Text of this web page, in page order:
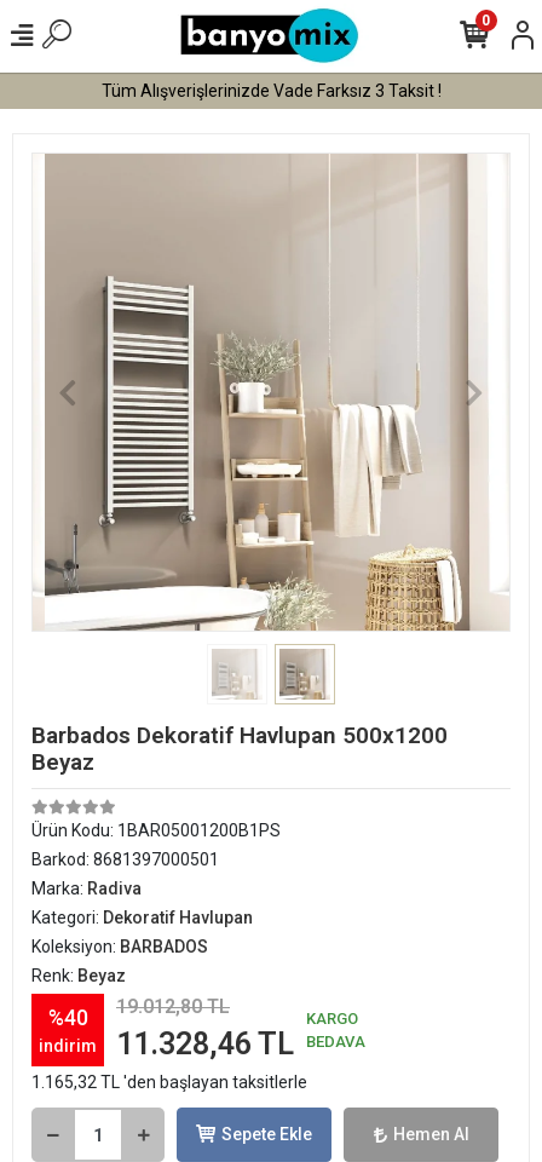
Tüm Alışverişlerinizde Vade Farksız 3 Taksit !
0
Barbados Dekoratif Havlupan 500x1200
Beyaz
Ürün Kodu: 1BAR05001200B1PS
Barkod: 8681397000501
Marka: Radiva
Kategori: Dekoratif Havlupan
Koleksiyon: BARBADOS
Renk: Beyaz
%40
indirim
19.012,80 TL
11.328,46 TL
KARGO
BEDAVA
1.165,32 TL 'den başlayan taksitlerle
Sepete Ekle Hemen Al